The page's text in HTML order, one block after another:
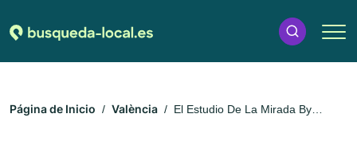
Página de Inicio València
El Estudio De La Mirada By